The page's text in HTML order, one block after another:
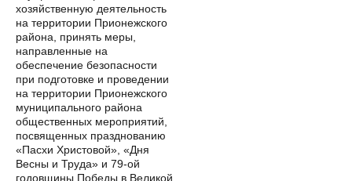
хозяйственную деятельность
на территории Прионежского
района, принять меры,
направленные на
обеспечение безопасности
при подготовке и проведении
на территории Прионежского
муниципального района
общественных мероприятий,
посвященных празднованию
«Пасхи Христовой», «Дня
Весны и Труда» и 79-ой
годовщины Победы в Великой